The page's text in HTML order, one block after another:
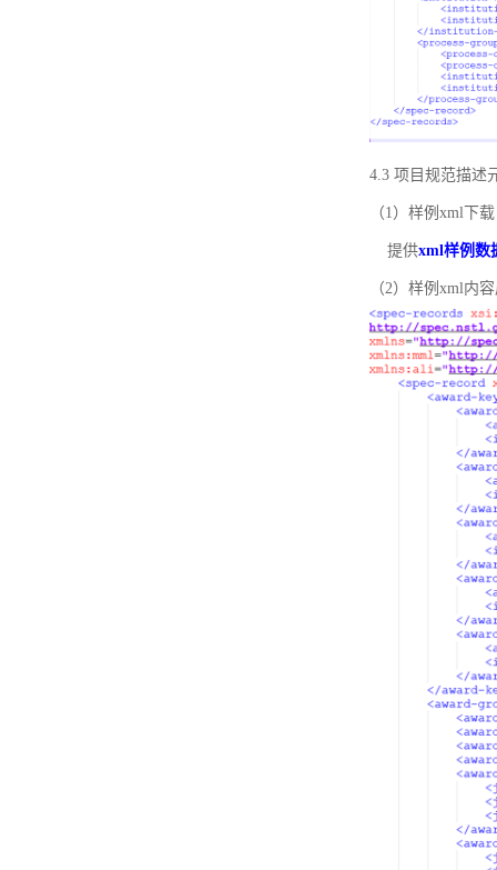
4.3 项目规范描述
（1）样例xml下载
提供xml样例数
（2）样例xml内